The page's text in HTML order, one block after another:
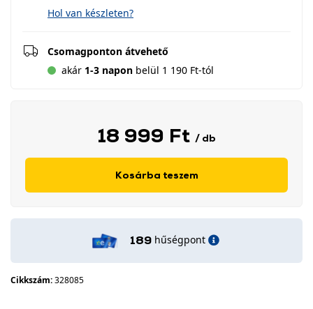
Hol van készleten?
Csomagponton átvehető
akár 1-3 napon belül 1 190 Ft-tól
18 999 Ft / db
Kosárba teszem
189 hűségpont
Cikkszám:328085